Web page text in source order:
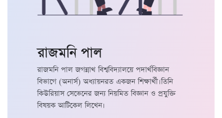
রাজমনি পাল
রাজমনি পাল জগন্নাথ বিশ্ববিদ্যালয়ে পদার্থবিজ্ঞান
বিভাগে (অনার্স) অধ্যায়নরত একজন শিক্ষার্থী।তিনি
কিউরিয়াস সেভেনের জন্য নিয়মিত বিজ্ঞান ও প্রযুক্তি
বিষয়ক আটিকেল লিখেন।